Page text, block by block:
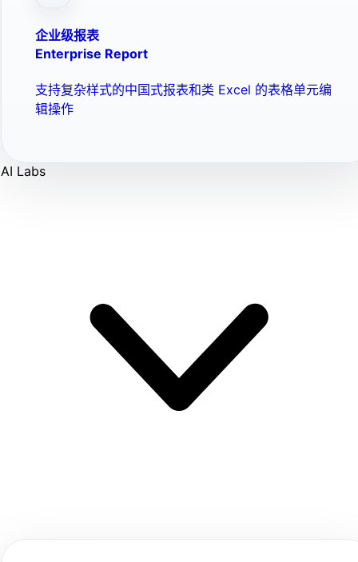
企业级报表
Enterprise Report
支持复杂样式的中国式报表和类 Excel 的表格单元编
辑操作
AI Labs